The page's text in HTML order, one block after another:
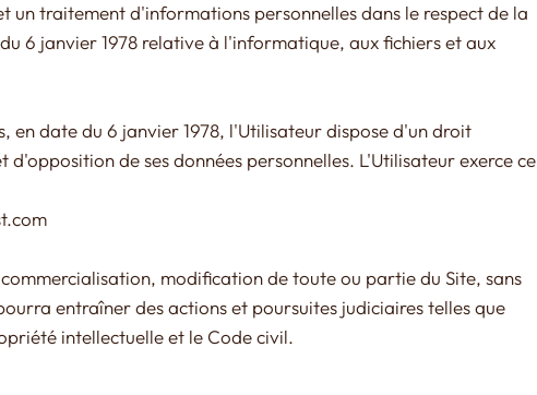
un traitement d'informations personnelles dans le respect de la
6 janvier 1978 relative à l'informatique, aux fichiers et aux
en date du 6 janvier 1978, l'Utilisateur dispose d'un droit
de ses données personnelles. L'Utilisateur exerce ce
modification de toute ou partie du Site , sans
entraîner des actions et poursuites judiciaires telles que
intellectuelle et le Code civil.